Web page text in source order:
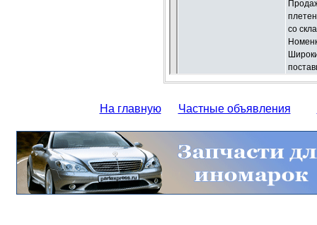
На главную Частные объявления